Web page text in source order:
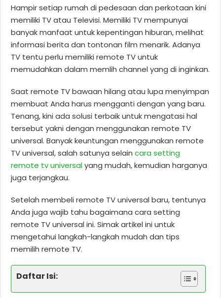
Hampir setiap rumah di pedesaan dan perkotaan kini
memiliki TV atau Televisi. Memiliki TV mempunyai
banyak manfaat untuk kepentingan hiburan, melihat
informasi berita dan tontonan film menarik. Adanya
TV tentu perlu memiliki remote TV untuk
memudahkan dalam memlih channel yang di inginkan.
Saat remote TV bawaan hilang atau lupa menyimpan
membuat Anda harus mengganti dengan yang baru.
Tenang, kini ada solusi terbaik untuk mengatasi hal
tersebut yakni dengan menggunakan remote TV
universal. Banyak keuntungan menggunakan remote
TV universal, salah satunya selaincara setting
remote tv universalyang mudah, kemudian harganya
juga terjangkau.
Setelah membeli remote TV universal baru, tentunya
Anda juga wajib tahu bagaimana cara setting
remote TV universal ini. Simak artikel ini untuk
mengetahui langkah-langkah mudah dan tips
memilih remote TV.
Daftar Isi: